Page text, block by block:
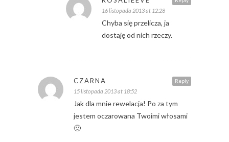
16 listopada 2013 at 12:28
Chyba się przelicza, ja
dostaję od nich rzeczy.
Reply
CZARNA
15 listopada 2013 at 18:52
Jak dla mnie rewelacja! Po za tym
jestem oczarowana Twoimi włosami
🙂